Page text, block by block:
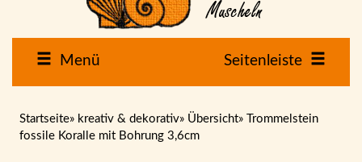
Menü Seitenleiste
Startseite» kreativ & dekorativ» Übersicht»
Trommelstein
fossile Koralle mit Bohrung 3,6cm